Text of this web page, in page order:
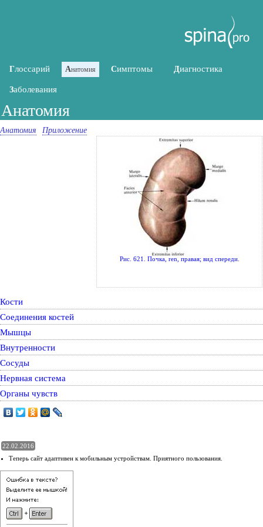
Глоссарий Анатомия Симптомы Диагностика
Заболевания
Анатомия
Анатомия Приложение
Рис. 621. Почка, ren, правая; вид спереди.
Кости
Соединения костей
Мышцы
Внутренности
Сосуды
Нервная система
Органы чувств
22.02.2016
Теперь сайт адаптивен к мобильным устройствам. Приятного пользования.